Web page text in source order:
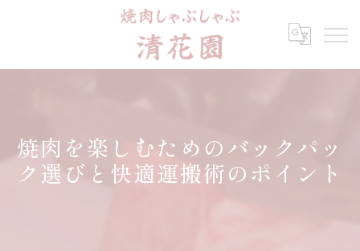
焼肉を楽しむためのバックパッ
ク選びと快適運搬術のポイント